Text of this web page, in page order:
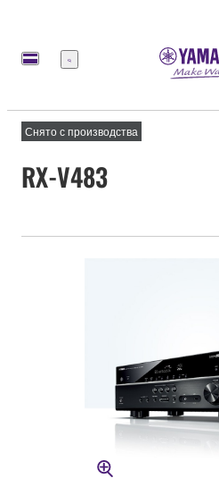
Меню
Снято с производства
RX-V483